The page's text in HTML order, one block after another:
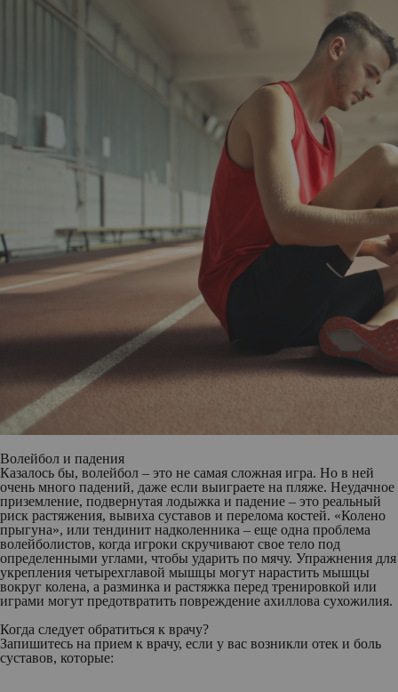
Волейбол и падения
Казалось бы, волейбол – это не самая сложная игра. Но в ней
очень много падений, даже если выиграете на пляже. Неудачное
приземление, подвернутая лодыжка и падение – это реальный
риск растяжения, вывиха суставов и перелома костей. «Колено
прыгуна», или тендинит надколенника – еще одна проблема
волейболистов, когда игроки скручивают свое тело под
определенными углами, чтобы ударить по мячу. Упражнения для
укрепления четырехглавой мышцы могут нарастить мышцы
вокруг колена, а разминка и растяжка перед тренировкой или
играми могут предотвратить повреждение ахиллова сухожилия.
Когда следует обратиться к врачу?
Запишитесь на прием к врачу, если у вас возникли отек и боль
суставов, которые: